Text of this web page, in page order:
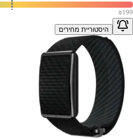
₪199
היסטוריית מחירים